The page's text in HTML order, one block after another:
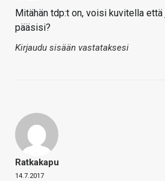
Mitähän tdp:t on, voisi kuvitella
pääsisi?
Kirjaudu sisään vastataksesi
Ratkakapu
14.7.2017